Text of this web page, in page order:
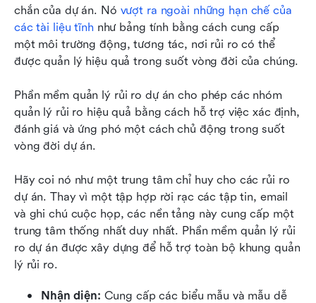
chắn của dự án. Nó vượt ra ngoài những hạn chế của
các tài liệu tĩnh như bảng tính bằng cách cung cấp
một môi trường động, tương tác, nơi rủi ro có thể
được quản lý hiệu quả trong suốt vòng đời của chúng.
Phần mềm quản lý rủi ro dự án cho phép các nhóm
quản lý rủi ro hiệu quả bằng cách hỗ trợ việc xác định,
đánh giá và ứng phó một cách chủ động trong suốt
vòng đời dự án.
Hãy coi nó như một trung tâm chỉ huy cho các rủi ro
dự án. Thay vì một tập hợp rời rạc các tập tin, email
và ghi chú cuộc họp, các nền tảng này cung cấp một
trung tâm thống nhất duy nhất. Phần mềm quản lý rủi
ro dự án được xây dựng để hỗ trợ toàn bộ khung quản
lý rủi ro.
Nhận diện: Cung cấp các biểu mẫu và mẫu dễ